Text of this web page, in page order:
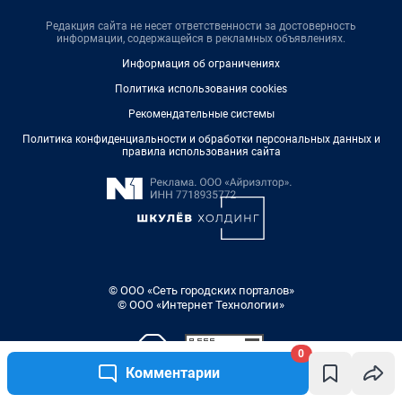
Комментарии
0
Редакция сайта не несет ответственности за достоверность
информации, содержащейся в рекламных объявлениях.
Информация об ограничениях
Политика использования cookies
Рекомендательные системы
Политика конфиденциальности и обработки персональных данных и
правила использования сайта
© ООО «Сеть городских порталов»
© ООО «Интернет Технологии»